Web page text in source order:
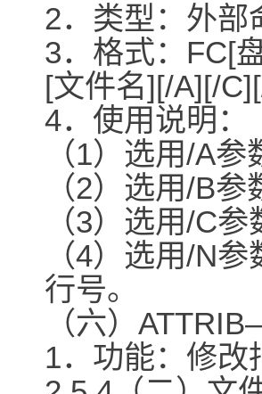
2．类型：外部
3．格式：FC[
[文件名][/A][/
4．使用说明：
（1）选用/A
（2）选用/B
（3）选用/C
（4）选用/N
行号。
（六）
1．功能：修改